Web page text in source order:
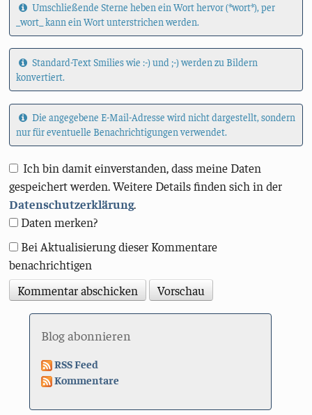
Umschließende Sterne heben ein Wort hervor (*wort*), per
_wort_ kann ein Wort unterstrichen werden.
Standard-Text Smilies wie :-) und ;-) werden zu Bildern
konvertiert.
Die angegebene E-Mail-Adresse wird nicht dargestellt, sondern
nur für eventuelle Benachrichtigungen verwendet.
Ich bin damit einverstanden, dass meine Daten
gespeichert werden. Weitere Details finden sich in der
Datenschutzerklärung.
Daten merken?
Bei Aktualisierung dieser Kommentare
benachrichtigen
Blog abonnieren
RSS Feed
Kommentare